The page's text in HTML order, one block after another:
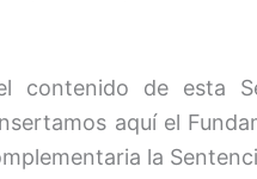
contenido de esta
aquí el
la